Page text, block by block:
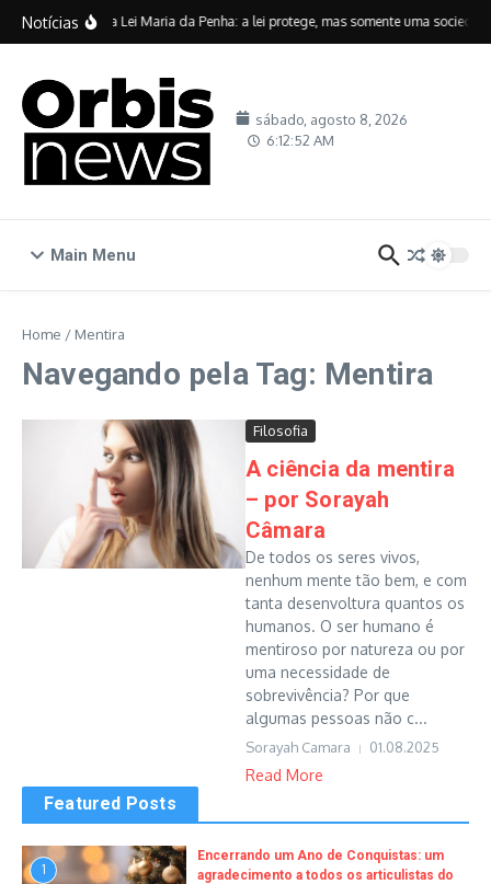
Ir para o conteúdo
Notícias
Vinte anos da Lei Maria da Penha: a lei protege, mas somente uma
sábado, agosto 8, 2026
6:12:52 AM
Main Menu
Home / Mentira
Navegando pela Tag: Mentira
Filosofia
A ciência da mentira
– por Sorayah
Câmara
De todos os seres vivos,
nenhum mente tão bem, e com
tanta desenvoltura quantos os
humanos. O ser humano é
mentiroso por natureza ou por
uma necessidade de
sobrevivência? Por que
algumas pessoas não c...
Sorayah Camara 01.08.2025
Read More
Featured Posts
1
Encerrando um Ano de Conquistas: um
agradecimento a todos os articulistas do